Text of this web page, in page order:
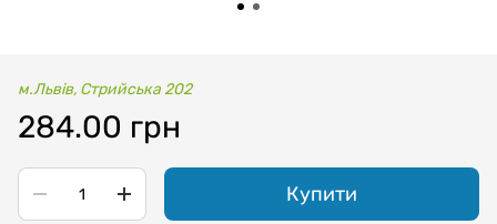
м.Львів, Стрийська 202
284.00 грн
Купити